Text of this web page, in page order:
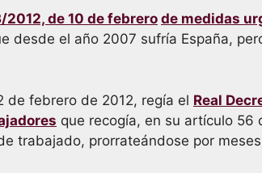
2012, de 10 de febrero de medidas
desde el año 2007 sufría España,
de febrero de 2012, regía el Real
que recogía, en su artículo 56
trabajado, prorrateándose por